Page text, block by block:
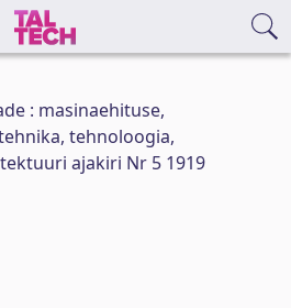
: masinaehituse,
tehnoloogia,
ajakiri Nr 5 1919